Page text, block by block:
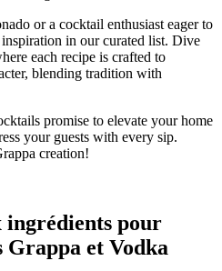
or a cocktail enthusiast eager to
in our curated list. Dive
each recipe is crafted to
blending tradition with
promise to elevate your home
your guests with every sip.
creation!
ingrédients pour
et Vodka